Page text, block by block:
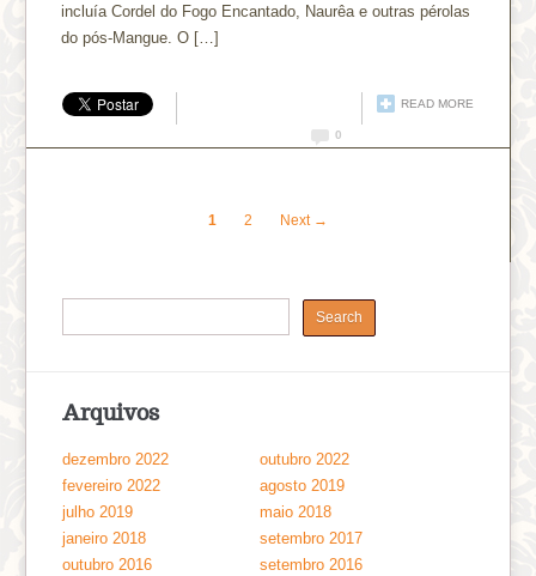
incluía Cordel do Fogo Encantado, Naurêa e outras pérolas
do pós-Mangue. O […]
READ MORE
0
1 2 Next →
Arquivos
dezembro 2022
outubro 2022
fevereiro 2022
agosto 2019
julho 2019
maio 2018
janeiro 2018
setembro 2017
outubro 2016
setembro 2016